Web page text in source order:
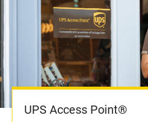
UPS Access Point®